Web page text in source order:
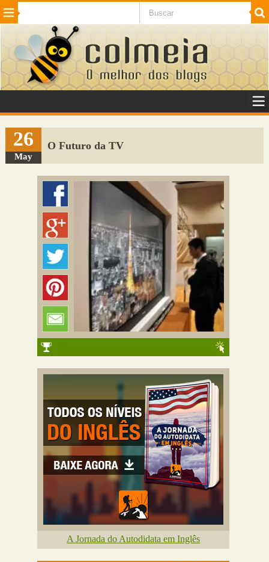
Beleza Cinema e TV
Internet Jogos NotÃ­cias SaÃºde
VeÃ­culos Adulto
Sugerir Link
Adicionar Blog
Colmeia Exchange
26
May
O Futuro da TV
A Jornada do Autodidata em Inglês